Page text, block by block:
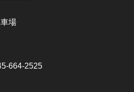
場
664-2525